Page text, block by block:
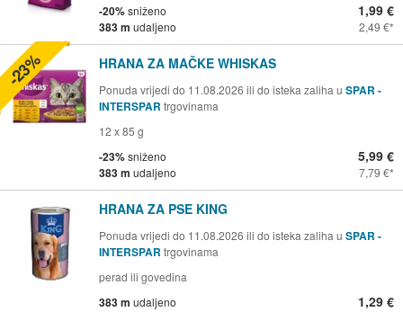
-20%sniženo
383 m udaljeno
1,99 €
2,49 €
HRANA ZA MAČKE WHISKAS
Ponuda vrijedi do 11.08.2026 ili do isteka zaliha u SPAR -
INTERSPAR trgovinama
12 x 85 g
-23%sniženo
383 m udaljeno
5,99 €
7,79 €
-23%
HRANA ZA PSE KING
Ponuda vrijedi do 11.08.2026 ili do isteka zaliha u SPAR -
INTERSPAR trgovinama
perad ili govedina
383 m udaljeno 1,29 €